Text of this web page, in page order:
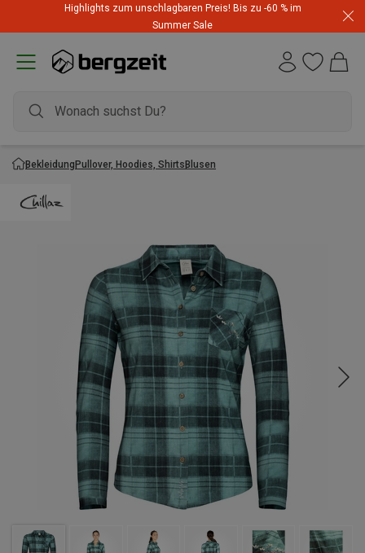
Highlights zum unschlagbaren Preis! Bis zu -60 % im
Summer Sale
BekleidungPullover, Hoodies, ShirtsBlusen